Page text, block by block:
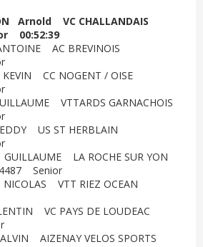
Arnold VC CHALLANDAIS
00:52:39
AC BREVINOIS
CC NOGENT / OISE
VTTARDS GARNACHOIS
US ST HERBLAIN
LA ROCHE SUR YON
Senior
VTT RIEZ OCEAN
VC PAYS DE LOUDEAC
AIZENAY VELOS SPORTS